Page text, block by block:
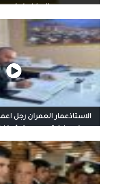
الاستاذعمار العمران رجل
مديرالعام ومالك شركة مستقبل
شركة ربوع الوطن‏‏، و‏‏مدير عام
التركيه‏‏‏‏‏‏